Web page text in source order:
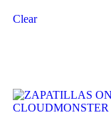
Clear